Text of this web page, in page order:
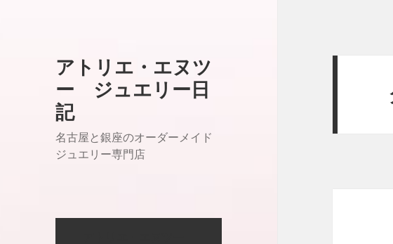
アトリエ・エヌツ
ー ジュエリー日
記
名古屋と銀座のオーダーメイド
ジュエリー専門店